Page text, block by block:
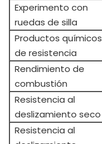
Experimento con
ruedas de silla
Productos químicos
de resistencia
Rendimiento de
combustión
Resistencia al
deslizamiento seco
Resistencia al